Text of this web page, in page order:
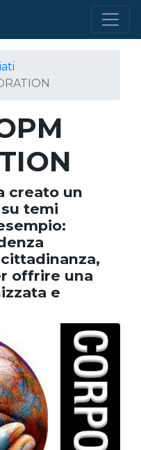
creato un
temi
offrire una
e